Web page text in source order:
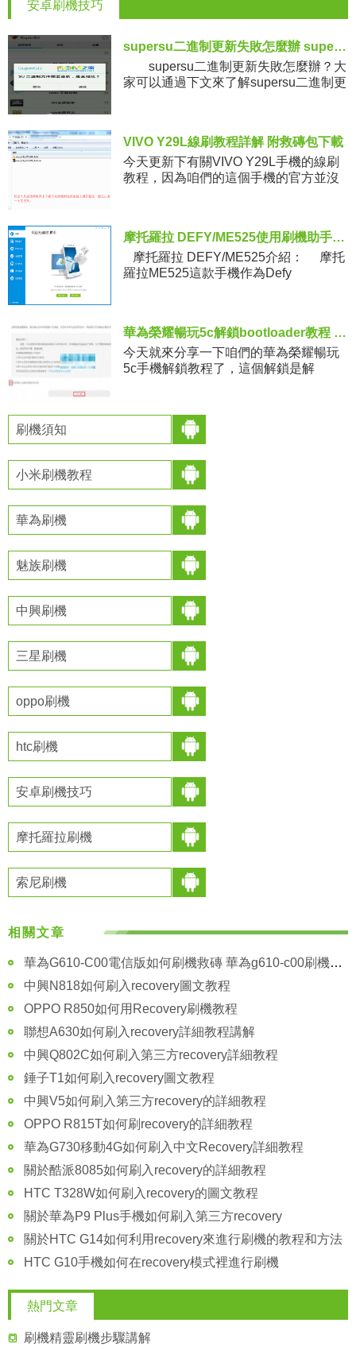
安卓刷機技巧
supersu二進制更新失敗怎麼辦 supersu二進制更新失敗解決方法
supersu二進制更新失敗怎麼辦？大
家可以通過下文來了解supersu二進制更
VIVO Y29L線刷教程詳解 附救磚包下載
今天更新下有關VIVO Y29L手機的線刷
教程，因為咱們的這個手機的官方並沒
摩托羅拉 DEFY/ME525使用刷機助手刷機圖文教程
摩托羅拉 DEFY/ME525介紹： 摩托
羅拉ME525這款手機作為Defy
華為榮耀暢玩5c解鎖bootloader教程 暢玩5c獲取解鎖碼的操作
今天就來分享一下咱們的華為榮耀暢玩
5c手機解鎖教程了，這個解鎖是解
於手機解鎖之後
刷機須知
小米刷機教程
華為刷機
魅族刷機
中興刷機
三星刷機
oppo刷機
htc刷機
安卓刷機技巧
摩托羅拉刷機
索尼刷機
相關文章
華為G610-C00電信版如何刷機救磚 華為g610-c00刷機救磚教程
中興N818如何刷入recovery圖文教程
OPPO R850如何用Recovery刷機教程
聯想A630如何刷入recovery詳細教程講解
中興Q802C如何刷入第三方recovery詳細教程
錘子T1如何刷入recovery圖文教程
中興V5如何刷入第三方recovery的詳細教程
OPPO R815T如何刷recovery的詳細教程
華為G730移動4G如何刷入中文Recovery詳細教程
關於酷派8085如何刷入recovery的詳細教程
HTC T328W如何刷入recovery的圖文教程
關於華為P9 Plus手機如何刷入第三方recovery
關於HTC G14如何利用recovery來進行刷機的教程和方法
HTC G10手機如何在recovery模式裡進行刷機
熱門文章
刷機精靈刷機步驟講解